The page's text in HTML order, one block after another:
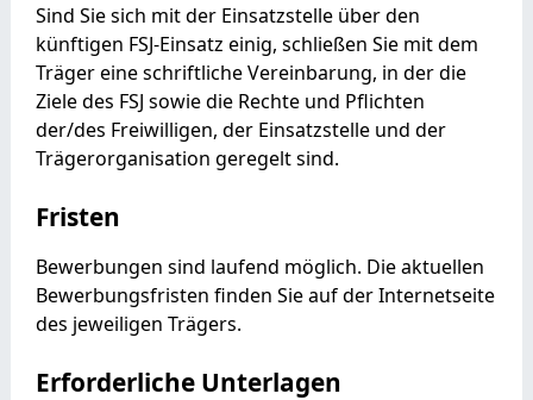
Sind Sie sich mit der Einsatzstelle über den
künftigen FSJ-Einsatz einig, schließen Sie mit dem
Träger eine schriftliche Vereinbarung, in der die
Ziele des FSJ sowie die Rechte und Pflichten
der/des Freiwilligen, der Einsatzstelle und der
Trägerorganisation geregelt sind.
Fristen
Bewerbungen sind laufend möglich. Die aktuellen
Bewerbungsfristen finden Sie auf der Internetseite
des jeweiligen Trägers.
Erforderliche Unterlagen